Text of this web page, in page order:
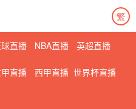
繁
直播 NBA直播 英超直播
直播 西甲直播 世界杯直播